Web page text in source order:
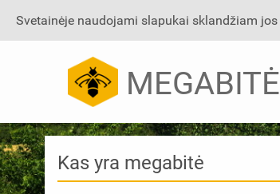
Svetainėje naudojami slapukai sklandžiam
MEGABITĖ
Kas yra megabitė